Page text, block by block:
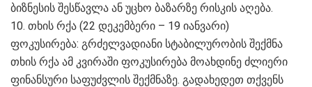
ბიზნესის შესწავლა ან უცხო ბაზარზე რისკის აღება.
10. თხის რქა (22 დეკემბერი – 19 იანვარი)
ფოკუსირება: გრძელვადიანი სტაბილურობის შექმნა
თხის რქა ამ კვირაში ფოკუსირება მოახდინე ძლიერი
ფინანსური საფუძვლის შექმნაზე. გადახედეთ თქვენს